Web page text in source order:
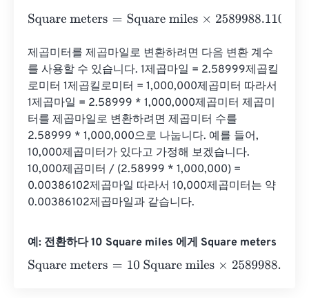
Square meters= Square miles×2589988.110336
제곱미터를 제곱마일로 변환하려면 다음 변환 계수
를 사용할 수 있습니다. 1제곱마일 = 2.58999제곱킬
로미터 1제곱킬로미터 = 1,000,000제곱미터 따라서
1제곱마일 = 2.58999 * 1,000,000제곱미터 제곱미
터를 제곱마일로 변환하려면 제곱미터 수를
2.58999 * 1,000,000으로 나눕니다. 예를 들어,
10,000제곱미터가 있다고 가정해 보겠습니다.
10,000제곱미터 / (2.58999 * 1,000,000) =
0.00386102제곱마일 따라서 10,000제곱미터는 약
0.00386102제곱마일과 같습니다.
예: 전환하다 10 Square miles 에게 Square meters
Square meters= 10 Square miles×2589988.110336